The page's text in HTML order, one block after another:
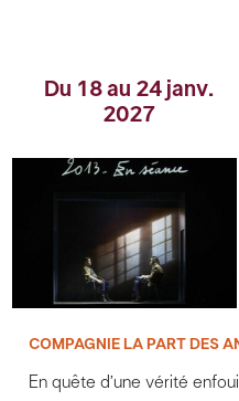
Du 18 au 24 janv.
2027
COMPAGNIE LA PART DES
En quête d’une vérité